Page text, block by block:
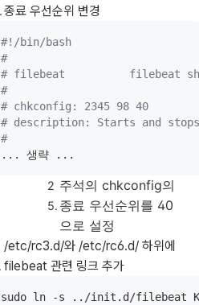
종료 우선순위 변경
#! /bin/bash
#
# filebeat          filebeat
#
# chkconfig: 2345 98 40
# description: Starts and
#
... 생략 ...
주석의 chkconfig의
종료 우선순위를 40
으로 설정
/etc/rc3.d/와 /etc/rc6.d/ 하위에
filebeat 관련 링크 추가
sudo ln -s ../init.d/filebeat